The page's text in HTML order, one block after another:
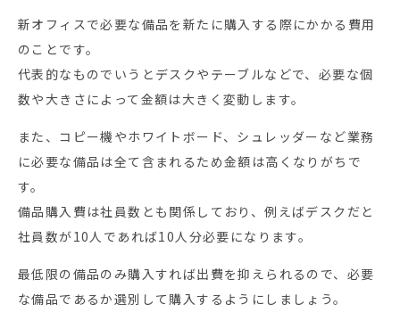
新オフィスで必要な備品を新たに購入する際にかかる費用
のことです。
代表的なものでいうとデスクやテーブルなどで、必要な個
数や大きさによって金額は大きく変動します。
また、コピー機やホワイトボード、シュレッダーなど業務
に必要な備品は全て含まれるため金額は高くなりがちで
す。
備品購入費は社員数とも関係しており、例えばデスクだと
社員数が10人であれば10人分必要になります。
最低限の備品のみ購入すれば出費を抑えられるので、必要
な備品であるか選別して購入するようにしましょう。